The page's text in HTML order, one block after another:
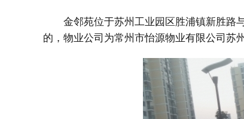
金邻苑位于苏州工业园区胜浦镇新胜路
的，物业公司为常州市怡源物业有限公司苏